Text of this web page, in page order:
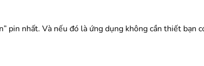
pin nhất. Và nếu đó là ứng dụng không cần thiết bạn